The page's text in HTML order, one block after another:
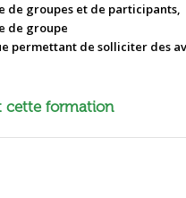
de groupes et de participants,
de groupe
permettant de solliciter des
cette formation